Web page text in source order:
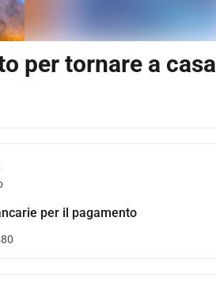
per tornare a casa
per il pagamento